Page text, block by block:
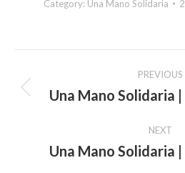
Category: Una Mano Solidaria
navigation
PREVIOUS
Una Mano Solidaria
NEXT
Next
Una Mano Solidaria